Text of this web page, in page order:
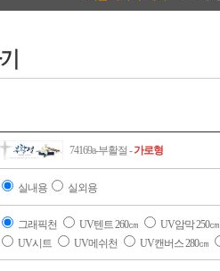
74169a-부활절 -가로형
실내용 실외용
그래픽천 UV텐트 260㎝ UV암막 250㎝
UV시트
UV메쉬천 UV캔버스 280㎝